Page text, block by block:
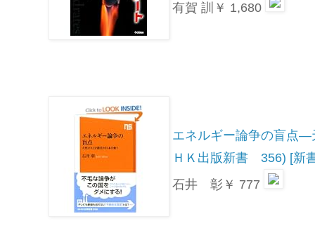
有賀 訓￥ 1,680
エネルギー論争の盲点―
ＨＫ出版新書 356) [新
石井 彰￥ 777